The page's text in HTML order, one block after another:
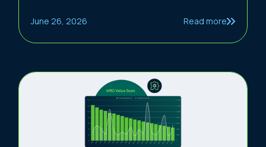
June 26, 2026 Read more